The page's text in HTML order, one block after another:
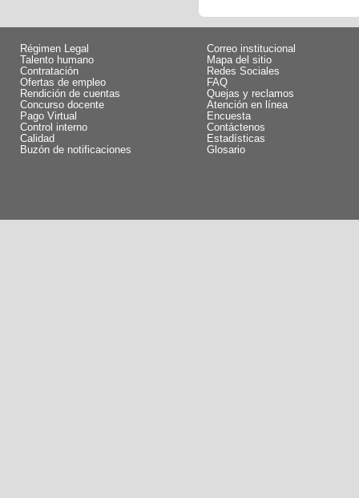
Régimen Legal
Talento humano
Contratación
Ofertas de empleo
Rendición de cuentas
Concurso docente
Pago Virtual
Control interno
Calidad
Buzón de notificaciones
Correo institucional
Mapa del sitio
Redes Sociales
FAQ
Quejas y reclamos
Atención en línea
Encuesta
Contáctenos
Estadísticas
Glosario